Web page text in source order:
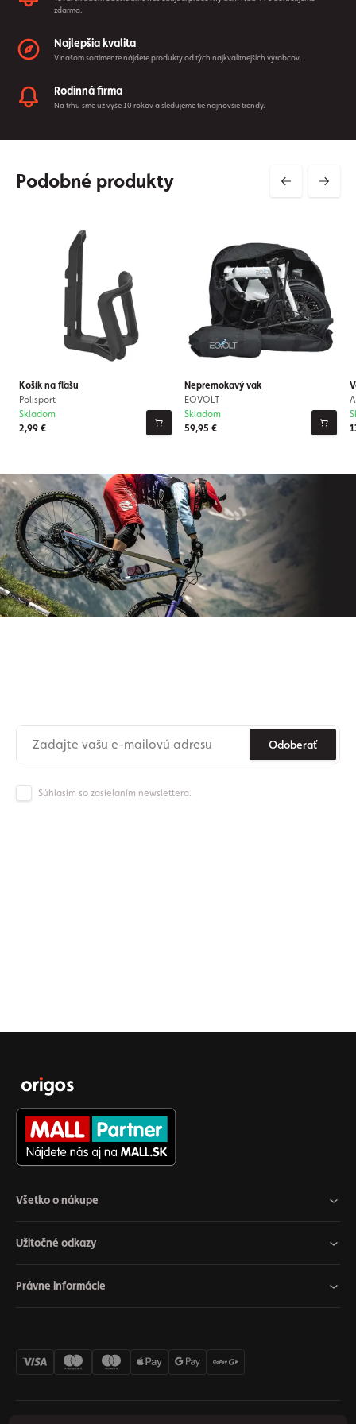
zdarma.
Najlepšia kvalita
V našom sortimente nájdete produkty od tých najkvalitnejších výrobcov.
Rodinná firma
Na trhu sme už vyše 10 rokov a sledujeme tie najnovšie trendy.
Podobné produkty
Košík na fľašu
Polisport
2,99 €
Skladom
Nepremokavý vak
EOVOLT
59,95 €
Skladom
Odoberať
Súhlasím so zasielaním newslettera.
Všetko o nákupe
Užitočné odkazy
Právne informácie